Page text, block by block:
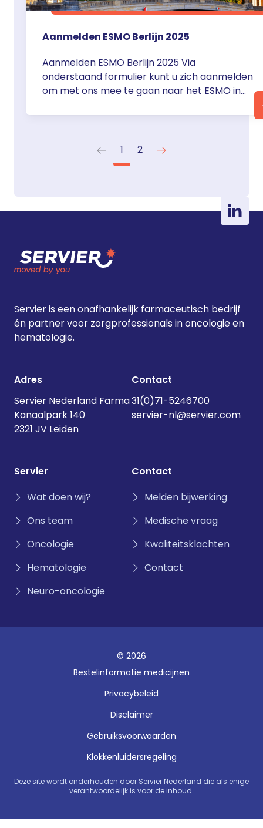
Aanmelden ESMO Berlijn 2025
Aanmelden ESMO Berlijn 2025 Via
onderstaand formulier kunt u zich aanmelden
om met ons mee te gaan naar het ESMO in
2025. Servier Nederland zorgt voor de
hotelovernachtingen en diners, uiteraard
overeenkomstig de geldende CGR-richtlijnen.
1 2
Servier is een onafhankelijk farmaceutisch bedrijf
én partner voor zorgprofessionals in oncologie en
hematologie.
Adres
Servier Nederland Farma
Kanaalpark 140
2321 JV Leiden
Contact
31(0)71-5246700
servier-nl@servier.com
Servier
Wat doen wij?
Ons team
Oncologie
Hematologie
Neuro-oncologie
Contact
Melden bijwerking
Medische vraag
Kwaliteitsklachten
Contact
© 2026
Bestelinformatie medicijnen
Privacybeleid
Disclaimer
Gebruiksvoorwaarden
Klokkenluidersregeling
Deze site wordt onderhouden door Servier Nederland die als enige
verantwoordelijk is voor de inhoud.